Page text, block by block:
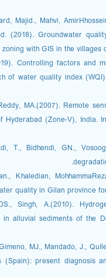
Majid., Mahvi,
(2018). Groundwater
with GIS in the villages
Controlling factors and
of water quality index
MA.(2007). Remote
Hyderabad (Zone-V), India.
T., Bidhendi, GN.,
Khaledian,
quality in Gilan province
Singh, A.(2010).
alluvial sediments of the
MJ., Mandado, J.,
present diagnosis